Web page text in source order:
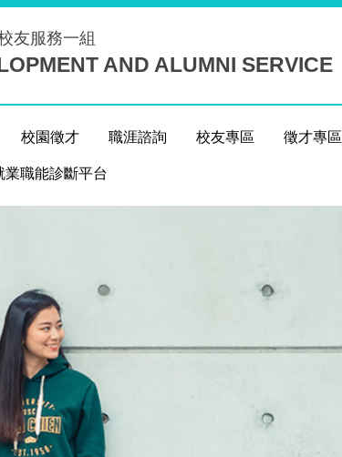
友服務一組
AND ALUMNI SERVICE
校園徵才 職涯諮詢 校友專區 徵才專區
業職能診斷平台